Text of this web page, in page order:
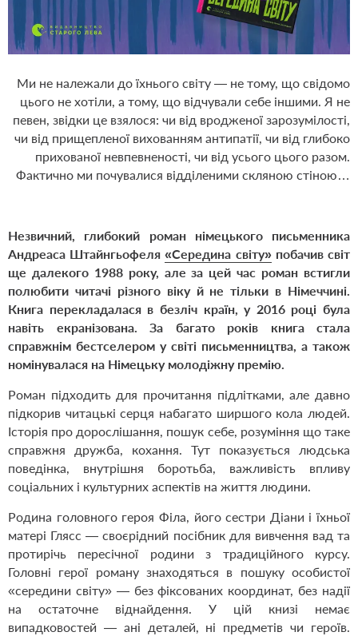
Ми не належали до їхнього світу — не тому, що свідомо
цього не хотіли, а тому, що відчували себе іншими. Я не
певен, звідки це взялося: чи від вродженої зарозумілості,
чи від прищепленої вихованням антипатії, чи від глибоко
прихованої невпевненості, чи від усього цього разом.
Фактично ми почувалися відділеними скляною стіною…
Незвичний, глибокий роман німецького письменника
Андреаса Штайнгьофеля«Середина світу»побачив світ
ще далекого 1988 року, але за цей час роман встигли
полюбити читачі різного віку й не тільки в Німеччині.
Книга перекладалася в безліч країн, у 2016 році була
навіть екранізована. За багато років книга стала
справжнім бестселером у світі письменництва, а також
номінувалася на Німецьку молодіжну премію.
Роман підходить для прочитання підлітками, але давно
підкорив читацькі серця набагато ширшого кола людей.
Історія про дорослішання, пошук себе, розуміння що таке
справжня дружба, кохання. Тут показується людська
поведінка, внутрішня боротьба, важливість впливу
соціальних і культурних аспектів на життя людини.
Родина головного героя Філа, його сестри Діани і їхньої
матері Глясс — своєрідний посібник для вивчення вад та
протирічь пересічної родини з традиційного курсу.
Головні герої роману знаходяться в пошуку особистої
«середини світу» — без фіксованих координат, без надії
на остаточне віднайдення. У цій книзі немає
випадковостей — ані деталей, ні предметів чи героїв.